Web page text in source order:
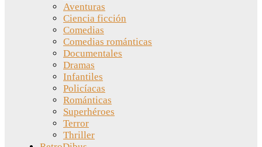
Aventuras
Ciencia ficción
Comedias
Comedias románticas
Documentales
Dramas
Infantiles
Policíacas
Románticas
Superhéroes
Terror
Thriller